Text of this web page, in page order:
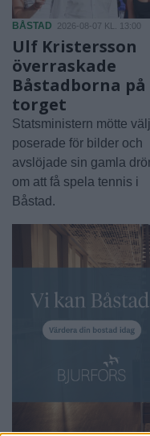
BÅSTAD 2026-08-07 KL. 13:00
Ulf Kristersson
överraskade
Båstadborna på
torget
Statsministern mötte
poserade för bilder och
avslöjade sin gamla
om att få spela tennis i
Båstad.